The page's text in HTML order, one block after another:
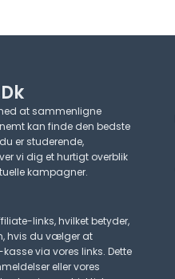
at sammenligne
kan finde den bedste
er studerende,
vi dig et hurtigt overblik
kampagner.​
links, hvilket betyder,
hvis du vælger at
via vores links. Dette
eller vores